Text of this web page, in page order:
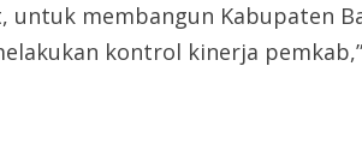
membangun Kabupaten
kontrol kinerja